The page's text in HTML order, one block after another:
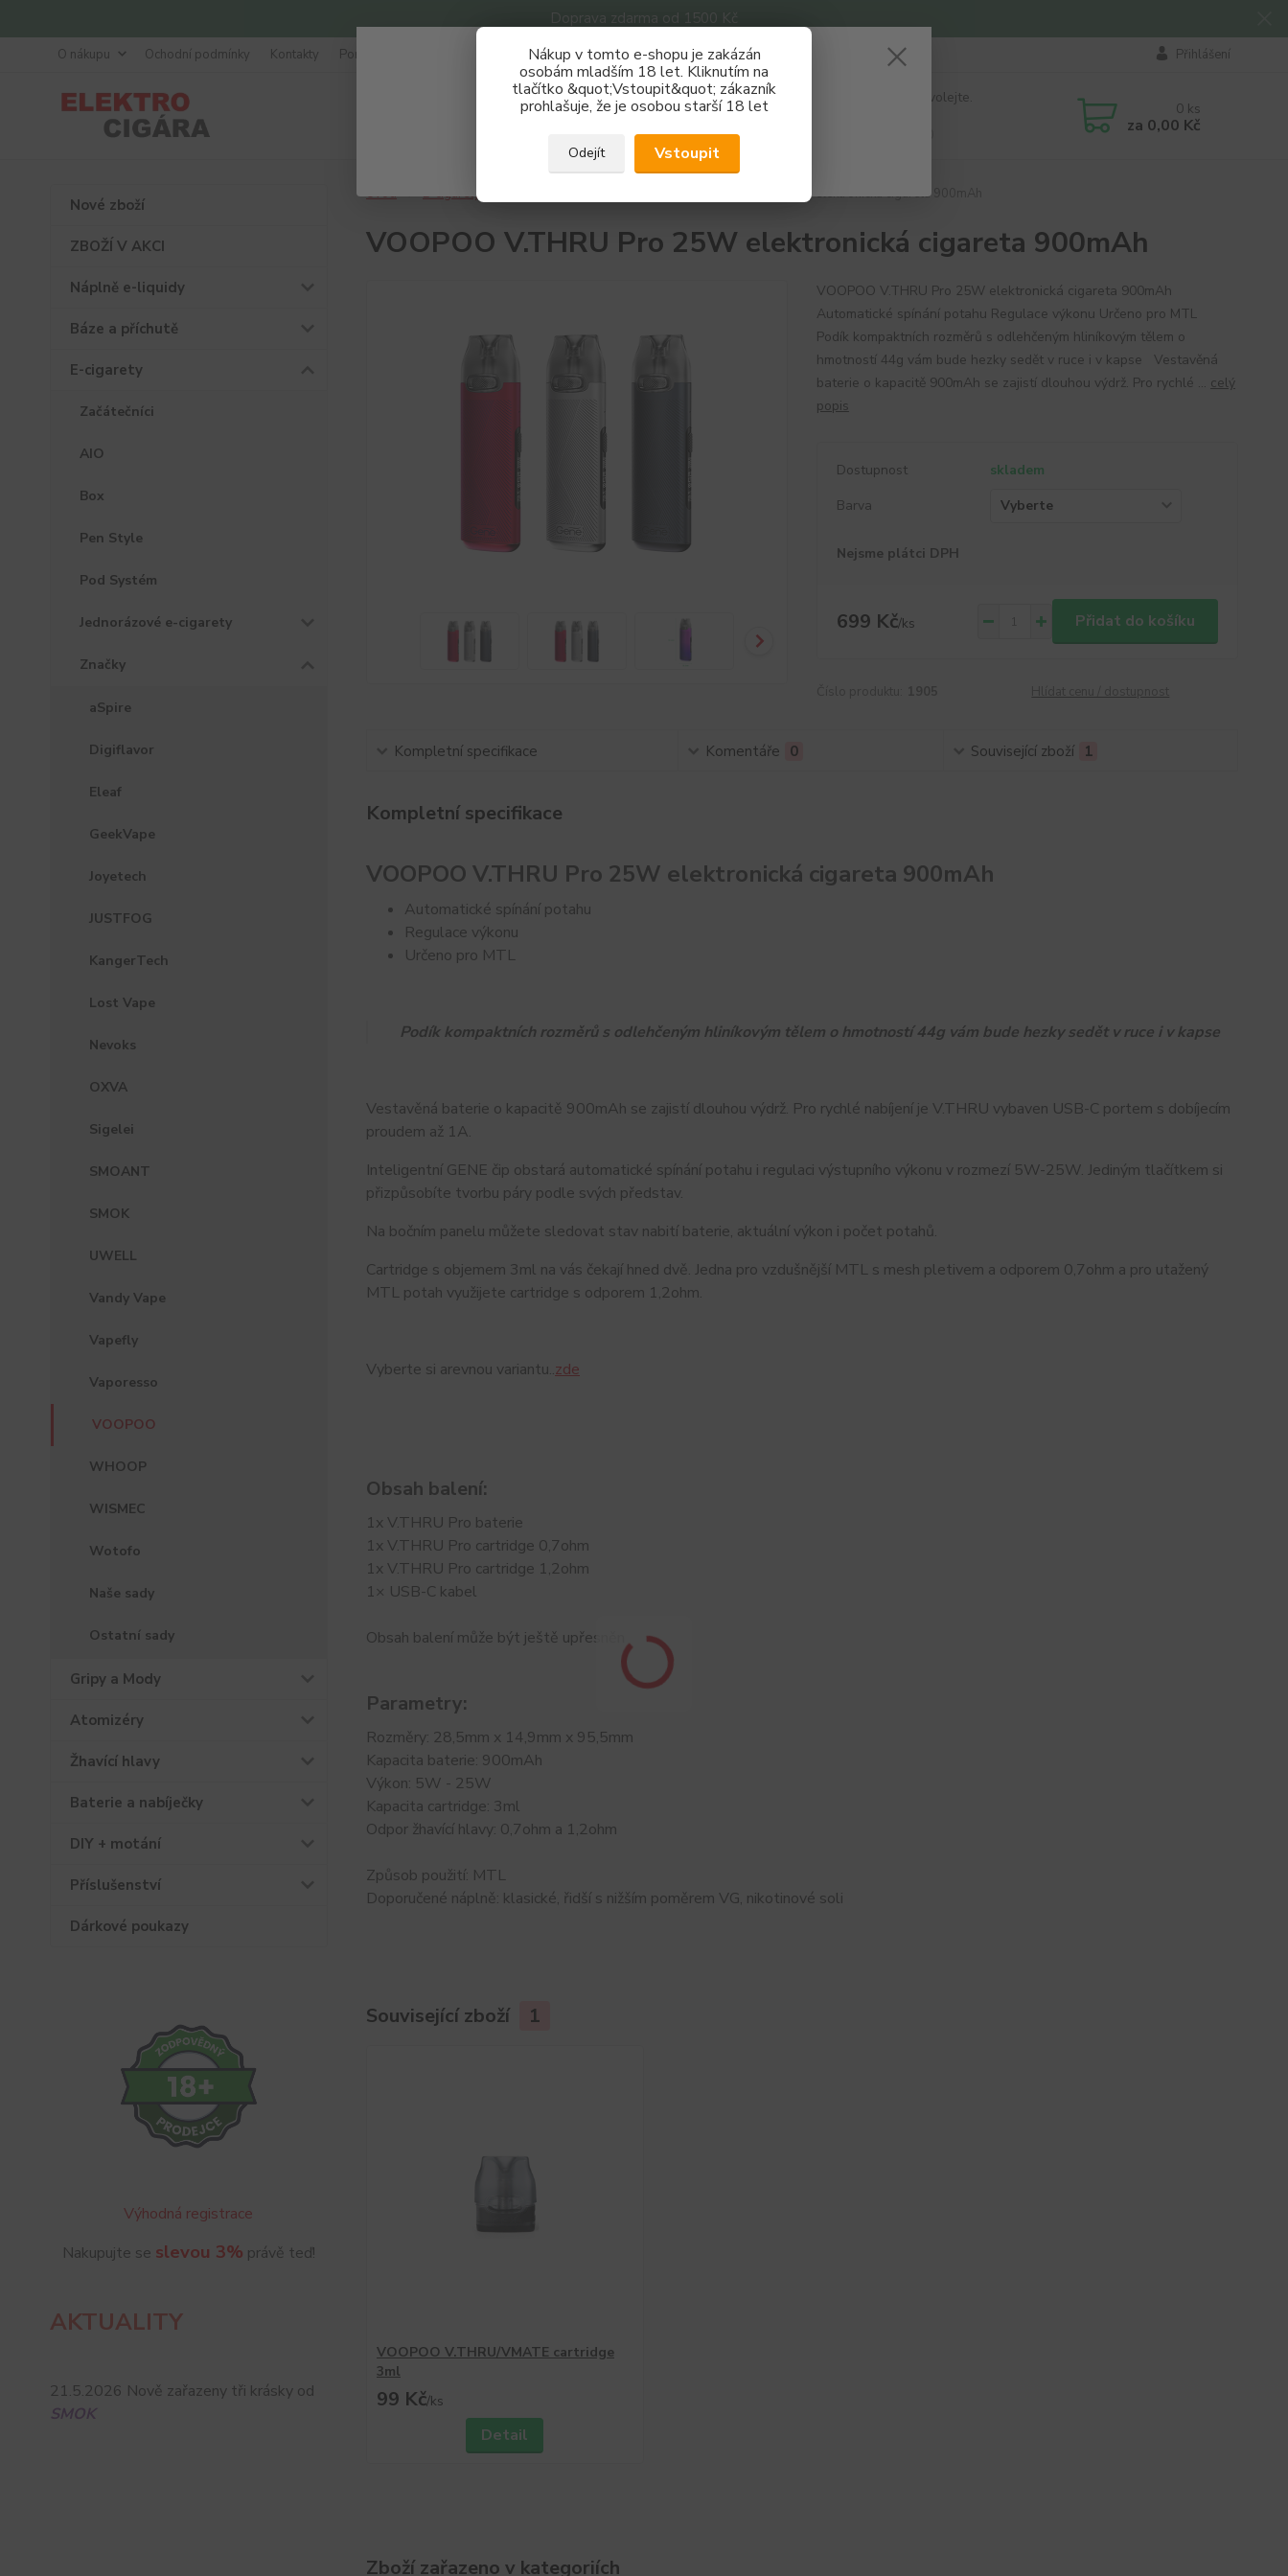
Doprava zdarma od 1500 Kč
Nákup v tomto e-shopu je zakázán
osobám mladším 18 let. Kliknutím na
tlačítko &quot;Vstoupit&quot; zákazník
prohlašuje, že je osobou starší 18 let
Odejít Vstoupit
O nákupu Ochodní podmínky Kontakty Poradna Přihlášení
Hledat
Nevíte si rady? Zavolejte.
0 ks
za 0,00 Kč
Nové zboží
ZBOŽÍ V AKCI
Náplně e-liquidy
Báze a příchutě
E-cigarety
Začátečníci
AIO
Box
Pen Style
Pod Systém
Jednorázové e-cigarety
Značky
aSpire
Digiflavor
Eleaf
GeekVape
Joyetech
JUSTFOG
KangerTech
Lost Vape
Nevoks
OXVA
Sigelei
SMOANT
SMOK
UWELL
Vandy Vape
Vapefly
Vaporesso
VOOPOO
WHOOP
WISMEC
Wotofo
Naše sady
Ostatní sady
Gripy a Mody
Atomizéry
Žhavící hlavy
Baterie a nabíječky
DIY + motání
Příslušenství
Dárkové poukazy
Výhodná registrace
Nakupujte se slevou 3% právě teď!
AKTUALITY
21.5.2026 Nově zařazeny tři krásky od
SMOK
Úvod E-cigarety VOOPOO V.THRU Pro 25W elektronická cigareta 900mAh
VOOPOO V.THRU Pro 25W elektronická cigareta 900mAh
VOOPOO V.THRU Pro 25W elektronická cigareta 900mAh
Automatické spínání potahu Regulace výkonu Určeno pro MTL
Podík kompaktních rozměrů s odlehčeným hliníkovým tělem o
hmotností 44g vám bude hezky sedět v ruce i v kapse Vestavěná
baterie o kapacitě 900mAh se zajistí dlouhou výdrž. Pro rychlé ... celý
popis
Dostupnost
skladem
Barva
Nejsme plátci DPH
699 Kč/ks Přidat do košíku
Kompletní specifikace Komentáře 0 Související zboží 1
Kompletní specifikace
VOOPOO V.THRU Pro 25W elektronická cigareta 900mAh
Automatické spínání potahu
Regulace výkonu
Určeno pro MTL
Podík kompaktních rozměrů s odlehčeným hliníkovým tělem o hmotností 44g vám bude hezky sedět v ruce i v kapse
Vestavěná baterie o kapacitě 900mAh se zajistí dlouhou výdrž. Pro rychlé nabíjení je V.THRU vybaven USB-C portem s dobíjecím
proudem až 1A.
Inteligentní GENE čip obstará automatické spínání potahu i regulaci výstupního výkonu v rozmezí 5W-25W. Jediným tlačítkem si
přizpůsobíte tvorbu páry podle svých představ.
Na bočním panelu můžete sledovat stav nabití baterie, aktuální výkon i počet potahů.
Cartridge s objemem 3ml na vás čekají hned dvě. Jedna pro vzdušnější MTL s mesh pletivem a odporem 0,7ohm a pro utažený
MTL potah využijete cartridge s odporem 1,2ohm.
Vyberte si arevnou variantu..zde
Obsah balení:
1x V.THRU Pro baterie
1x V.THRU Pro cartridge 0,7ohm
1x V.THRU Pro cartridge 1,2ohm
1× USB-C kabel
Obsah balení může být ještě upřesněn
Parametry:
Rozměry: 28,5mm x 14,9mm x 95,5mm
Kapacita baterie: 900mAh
Výkon: 5W - 25W
Kapacita cartridge: 3ml
Odpor žhavící hlavy: 0,7ohm a 1,2ohm
Způsob použití: MTL
Doporučené náplně: klasické, řidší s nižším poměrem VG, nikotinové soli
Související zboží 1
VOOPOO V.THRU/VMATE cartridge
3ml
99 Kč/ks
Detail
Zboží zařazeno v kategoriích
Získej slevu 3%
Zaregistruj se a nakupuj se slevou právě teď!
REGISTRAČNÍ FORMULÁŘ
Zavřít